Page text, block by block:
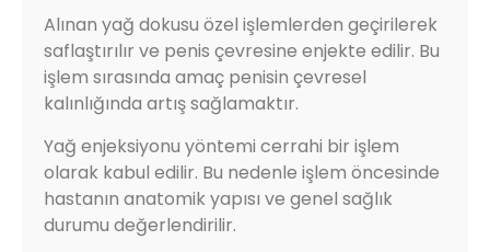
Alınan yağ dokusu özel işlemlerden geçirilerek
saflaştırılır ve penis çevresine enjekte edilir. Bu
işlem sırasında amaç penisin çevresel
kalınlığında artış sağlamaktır.
Yağ enjeksiyonu yöntemi cerrahi bir işlem
olarak kabul edilir. Bu nedenle işlem öncesinde
hastanın anatomik yapısı ve genel sağlık
durumu değerlendirilir.